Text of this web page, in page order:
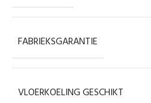
FABRIEKSGARANTIE
VLOERKOELING GESCHIKT